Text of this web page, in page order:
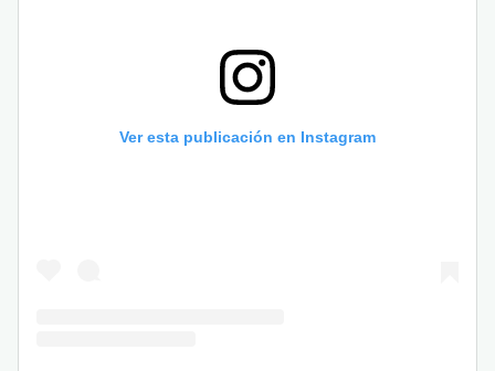
Ver esta publicación en Instagram